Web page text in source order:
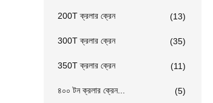
200T ক্রলার ক্রেন (13)
300T ক্রলার ক্রেন (35)
350T ক্রলার ক্রেন (11)
৪০০ টন ক্রলার ক্রেন... (5)